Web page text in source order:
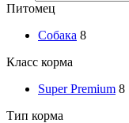
Питомец
Собака 8
Класс корма
Super Premium 8
Тип корма